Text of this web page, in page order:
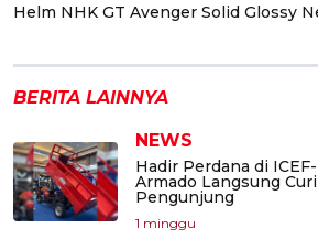
Helm NHK GT Avenger Solid Glossy
BERITA LAINNYA
NEWS
Hadir Perdana di
Armado Langsung
Pengunjung
1 minggu